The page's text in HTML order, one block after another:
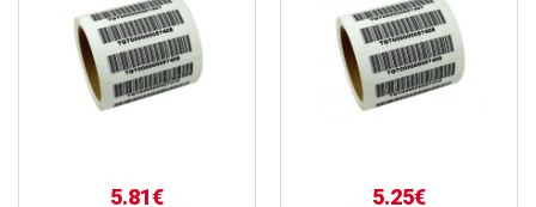
5.81€ 5.25€